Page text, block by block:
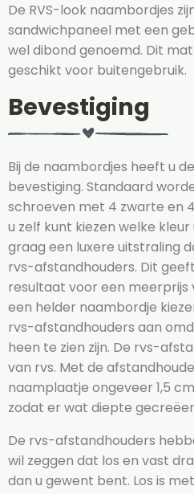
De RVS-look naambordjes
sandwichpaneel met een
wel dibond genoemd. Dit
geschikt voor buitengebruik.
Bevestiging
Bij de naambordjes heeft u
bevestiging. Standaard
schroeven met 4 zwarte en
u zelf kunt kiezen welke
graag een luxere uitstraling
rvs-afstandhouders. Dit
resultaat voor een meerprijs
een helder naambordje
rvs-afstandhouders aan
heen te zien zijn. De rvs-
van rvs. Met de
naamplaatje ongeveer 1,5
zodat er wat diepte
De rvs-afstandhouders
wil zeggen dat los en vast
dan u gewent bent. Los is